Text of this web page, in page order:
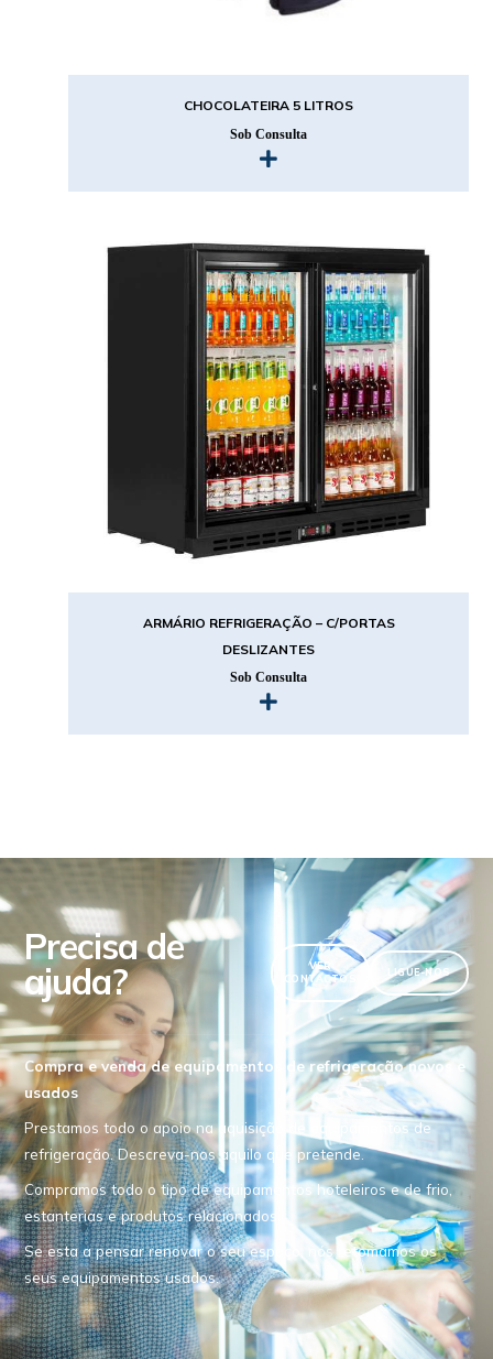
CHOCOLATEIRA 5 LITROS
Sob Consulta
ARMÁRIO REFRIGERAÇÃO – C/PORTAS
DESLIZANTES
Sob Consulta
Precisa de
ajuda?
VER
CONTACTOS
LIGUE-NOS
Compra e venda de equipamentos de refrigeração novos e
usados
Prestamos todo o apoio na aquisição de equipamentos de
refrigeração. Descreva-nos aquilo que pretende.
Compramos todo o tipo de equipamentos hoteleiros e de frio,
estanterias e produtos relacionados.
Se esta a pensar renovar o seu espaço, nós retomamos os
seus equipamentos usados.